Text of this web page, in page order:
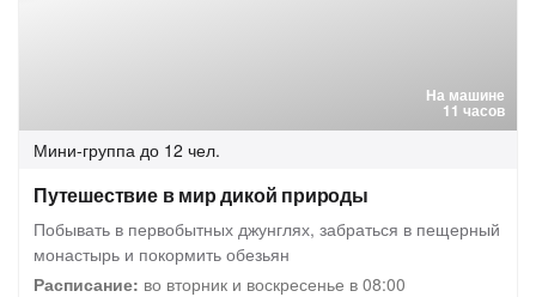
На машине
11 часов
Мини-группа до 12 чел.
Путешествие в мир дикой природы
Побывать в первобытных джунглях, забраться в пещерный
монастырь и покормить обезьян
Расписание: во вторник и воскресенье в 08:00